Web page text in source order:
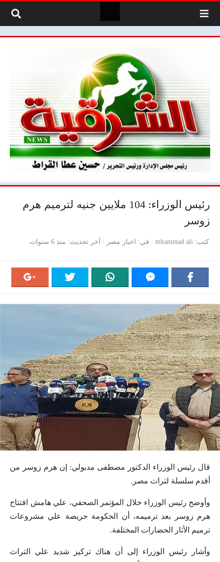
رئيس الوزراء: 104 ملايين جنيه لترميم هرم
زوسر
كتب mhammad ali في اخبار مصر آخر تحديث منذ 6 سنوات
قال رئيس الوزراء الدكتور مصطفى مدبولي: إن هرم زوسر من
أقدم سلسلة لتراث مصر.
وأوضح رئيس الوزراء خلال المؤتمر الصحفي، علي هامش افتتاح
هرم زوسر بعد ترميمه، أن الحكومة حريصة علي مشروعات
ترميم الأثار الحضارات المختلفة.
وأشار رئيس الوزراء إلى أن هناك تركيز شديد علي التراث